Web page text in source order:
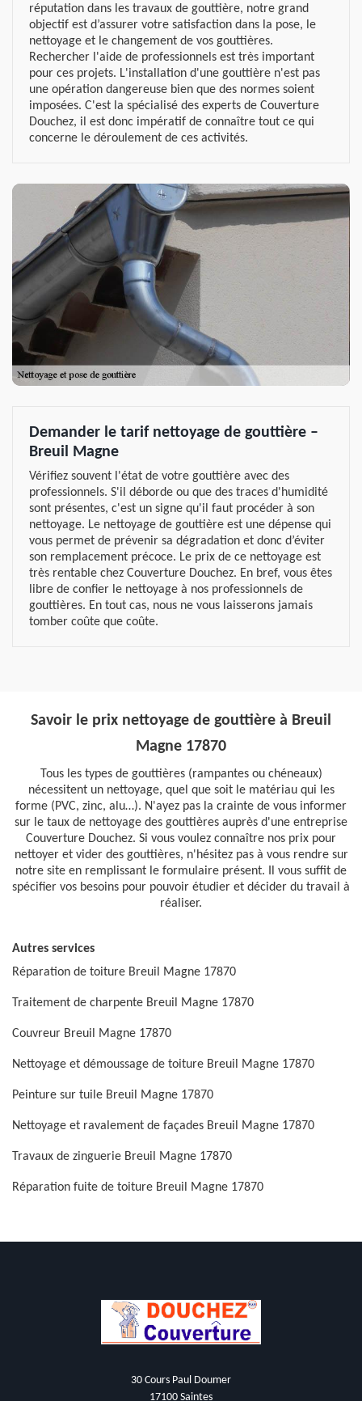
réputation dans les travaux de gouttière, notre grand
objectif est d’assurer votre satisfaction dans la pose, le
nettoyage et le changement de vos gouttières.
Rechercher l'aide de professionnels est très important
pour ces projets. L'installation d'une gouttière n'est pas
une opération dangereuse bien que des normes soient
imposées. C'est la spécialisé des experts de Couverture
Douchez, il est donc impératif de connaître tout ce qui
concerne le déroulement de ces activités.
Demander le tarif nettoyage de gouttière –
Breuil Magne
Vérifiez souvent l'état de votre gouttière avec des
professionnels. S'il déborde ou que des traces d'humidité
sont présentes, c'est un signe qu'il faut procéder à son
nettoyage. Le nettoyage de gouttière est une dépense qui
vous permet de prévenir sa dégradation et donc d’éviter
son remplacement précoce. Le prix de ce nettoyage est
très rentable chez Couverture Douchez. En bref, vous êtes
libre de confier le nettoyage à nos professionnels de
gouttières. En tout cas, nous ne vous laisserons jamais
tomber coûte que coûte.
Savoir le prix nettoyage de gouttière à Breuil
Magne 17870
Tous les types de gouttières (rampantes ou chéneaux)
nécessitent un nettoyage, quel que soit le matériau qui les
forme (PVC, zinc, alu…). N'ayez pas la crainte de vous informer
sur le taux de nettoyage des gouttières auprès d'une entreprise
Couverture Douchez. Si vous voulez connaître nos prix pour
nettoyer et vider des gouttières, n'hésitez pas à vous rendre sur
notre site en remplissant le formulaire présent. Il vous suffit de
spécifier vos besoins pour pouvoir étudier et décider du travail à
réaliser.
Autres services
Réparation de toiture Breuil Magne 17870
Traitement de charpente Breuil Magne 17870
Couvreur Breuil Magne 17870
Nettoyage et démoussage de toiture Breuil Magne 17870
Peinture sur tuile Breuil Magne 17870
Nettoyage et ravalement de façades Breuil Magne 17870
Travaux de zinguerie Breuil Magne 17870
Réparation fuite de toiture Breuil Magne 17870
30 Cours Paul Doumer
17100 Saintes